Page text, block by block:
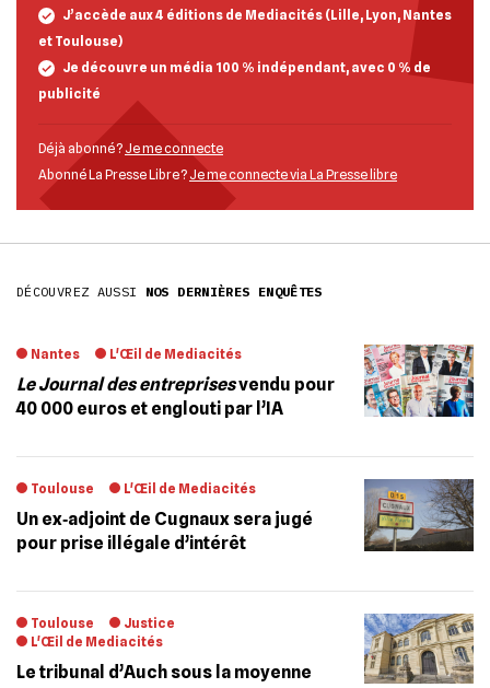
J’accède aux 4 éditions de Mediacités (Lille, Lyon, Nantes
et Toulouse)
Je découvre un média 100 % indépendant, avec 0 % de
publicité
Déjà abonné ? Je me connecte
Abonné La Presse Libre ? Je me connecte via La Presse libre
DÉCOUVREZ AUSSI NOS DERNIÈRES ENQUÊTES
Nantes L'Œil de Mediacités
Le Journal des entreprisesvendu pour
40 000 euros et englouti par l’IA
Toulouse L'Œil de Mediacités
Un ex‐adjoint de Cugnaux sera jugé
pour prise illégale d’intérêt
Toulouse
Justice
L'Œil de Mediacités
Le tribunal d’Auch sous la moyenne